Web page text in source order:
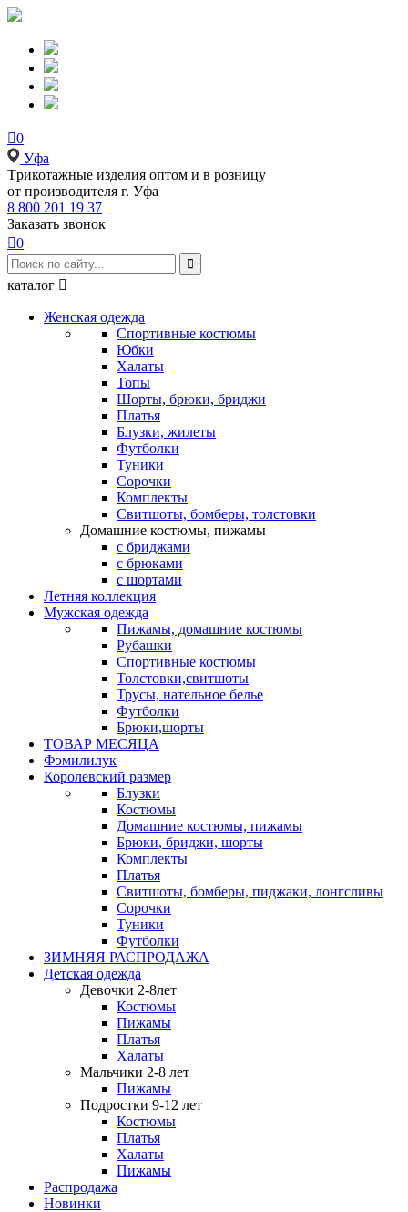
0
Уфа
Tрикотажные изделия оптом и в розницу
от производителя г. Уфа
8 800 201 19 37
Заказать звонок
0

каталог 
Женская одежда
Спортивные костюмы
Юбки
Халаты
Топы
Шорты, брюки, бриджи
Платья
Блузки, жилеты
Футболки
Туники
Сорочки
Комплекты
Свитшоты, бомберы, толстовки
Домашние костюмы, пижамы
с бриджами
с брюками
с шортами
Летняя коллекция
Мужская одежда
Пижамы, домашние костюмы
Рубашки
Спортивные костюмы
Толстовки,свитшоты
Трусы, нательное белье
Футболки
Брюки,шорты
ТОВАР МЕСЯЦА
Фэмилилук
Королевский размер
Блузки
Костюмы
Домашние костюмы, пижамы
Брюки, бриджи, шорты
Комплекты
Платья
Свитшоты, бомберы, пиджаки, лонгсливы
Сорочки
Туники
Футболки
ЗИМНЯЯ РАСПРОДАЖА
Детская одежда
Девочки 2-8лет
Костюмы
Пижамы
Платья
Халаты
Мальчики 2-8 лет
Пижамы
Подростки 9-12 лет
Костюмы
Платья
Халаты
Пижамы
Распродажа
Новинки